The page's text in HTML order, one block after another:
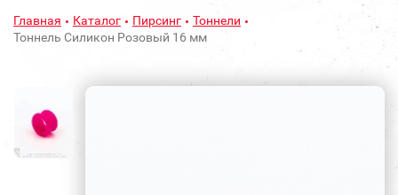
Главная Каталог Пирсинг
Тоннели
Тоннель Силикон Розовый 16 мм